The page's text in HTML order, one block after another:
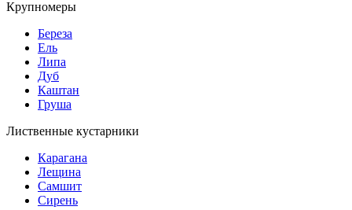
Крупномеры
Береза
Ель
Липа
Дуб
Каштан
Груша
Лиственные кустарники
Карагана
Лещина
Самшит
Сирень